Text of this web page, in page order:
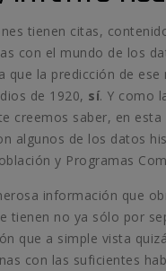
tienen citas,
con el mundo de los
que la predicción de
de 1920, sí. Y como
creemos saber, en
algunos de los datos
y Programas
información que
tienen no ya sólo por
que a simple vista
con las suficientes